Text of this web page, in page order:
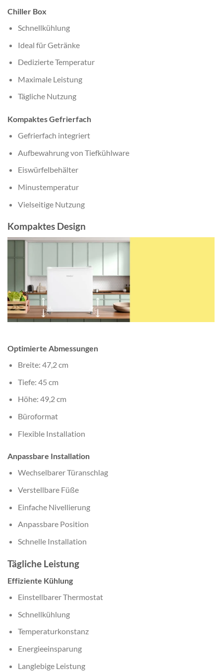
Chiller Box
Schnellkühlung
Ideal für Getränke
Dedizierte Temperatur
Maximale Leistung
Tägliche Nutzung
Kompaktes Gefrierfach
Gefrierfach integriert
Aufbewahrung von Tiefkühlware
Eiswürfelbehälter
Minustemperatur
Vielseitige Nutzung
Kompaktes Design
Optimierte Abmessungen
Breite: 47,2 cm
Tiefe: 45 cm
Höhe: 49,2 cm
Büroformat
Flexible Installation
Anpassbare Installation
Wechselbarer Türanschlag
Verstellbare Füße
Einfache Nivellierung
Anpassbare Position
Schnelle Installation
Tägliche Leistung
Effiziente Kühlung
Einstellbarer Thermostat
Schnellkühlung
Temperaturkonstanz
Energieeinsparung
Langlebige Leistung